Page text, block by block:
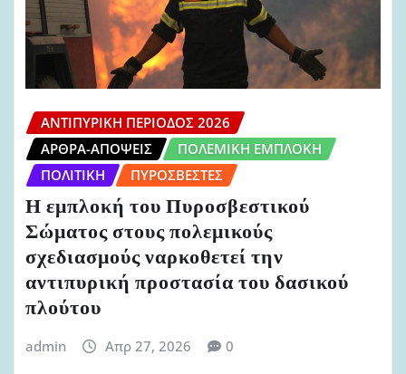
ΑΝΤΙΠΥΡΙΚΉ ΠΕΡΊΟΔΟΣ 2026
ΆΡΘΡΑ-ΑΠΌΨΕΙΣ
ΠΟΛΕΜΙΚΉ ΕΜΠΛΟΚΉ
ΠΟΛΙΤΙΚΉ
ΠΥΡΟΣΒΈΣΤΕΣ
Η εμπλοκή του Πυροσβεστικού
Σώματος στους πολεμικούς
σχεδιασμούς ναρκοθετεί την
αντιπυρική προστασία του δασικού
πλούτου
admin Απρ 27, 2026 0